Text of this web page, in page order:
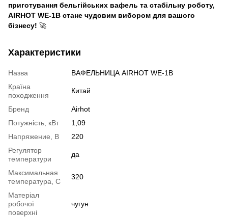
приготування бельгійських вафель та стабільну роботу,
AIRHOT WE-1B стане чудовим вибором для вашого
бізнесу! 🚀
Характеристики
Назва
ВАФЕЛЬНИЦА AIRHOT WE-1B
Країна
походження
Китай
Бренд
Airhot
Потужність, кВт
1,09
Напряжение, В
220
Регулятор
температури
да
Максимальная
температура, С
320
Матеріал
робочої
поверхні
чугун